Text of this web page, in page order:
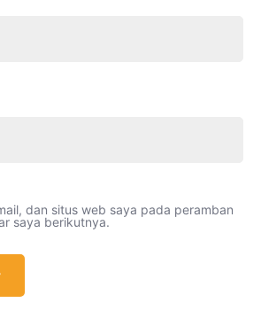
dan situs web saya pada peramban
saya berikutnya.